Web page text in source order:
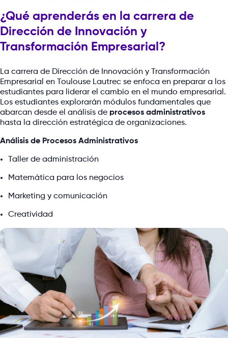
¿Qué aprenderás en la carrera de
Dirección de Innovación y
Transformación Empresarial?
La carrera de Dirección de Innovación y Transformación
Empresarial en Toulouse Lautrec se enfoca en preparar a los
estudiantes para liderar el cambio en el mundo empresarial.
Los estudiantes explorarán módulos fundamentales que
abarcan desde el análisis de procesos administrativos
hasta la dirección estratégica de organizaciones.
Análisis de Procesos Administrativos
Taller de administración
Matemática para los negocios
Marketing y comunicación
Creatividad